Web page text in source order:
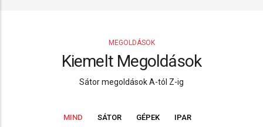
MEGOLDÁSOK
Kiemelt Megoldások
Sátor megoldások A-tól Z-ig
MIND SÁTOR GÉPEK IPAR